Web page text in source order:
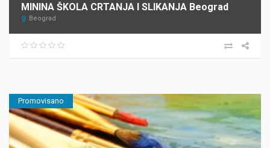
MININA ŠKOLA CRTANJA I SLIKANJA Beograd
Beograd
Promovisano